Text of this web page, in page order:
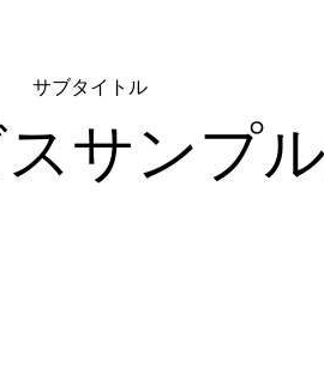
サブタイトル
サンプ